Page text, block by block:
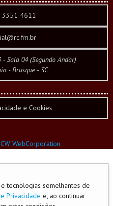
4611
Sala 04 (Segundo Andar)
- Brusque - SC
e Cookies
CW WebCorporation
tecnologias semelhantes de
Privacidade e, ao continuar